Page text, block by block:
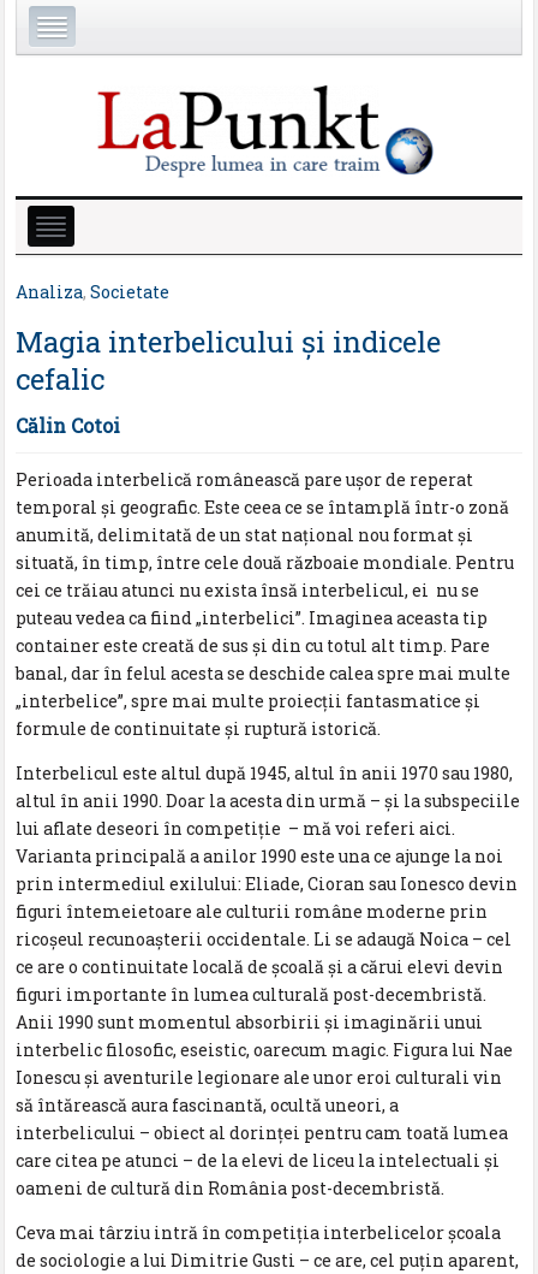
Analiza,Societate
Magia interbelicului şi indicele
cefalic
Călin Cotoi
Perioada interbelică românească pare uşor de reperat
temporal şi geografic. Este ceea ce se întamplă într-o zonă
anumită, delimitată de un stat naţional nou format şi
situată, în timp, între cele două războaie mondiale. Pentru
cei ce trăiau atunci nu exista însă interbelicul, ei nu se
puteau vedea ca fiind „interbelici”. Imaginea aceasta tip
container este creată de sus şi din cu totul alt timp. Pare
banal, dar în felul acesta se deschide calea spre mai multe
„interbelice”, spre mai multe proiecţii fantasmatice şi
formule de continuitate şi ruptură istorică.
Interbelicul este altul după 1945, altul în anii 1970 sau 1980,
altul în anii 1990. Doar la acesta din urmă – şi la subspeciile
lui aflate deseori în competiţie – mă voi referi aici.
Varianta principală a anilor 1990 este una ce ajunge la noi
prin intermediul exilului: Eliade, Cioran sau Ionesco devin
figuri întemeietoare ale culturii române moderne prin
ricoşeul recunoaşterii occidentale. Li se adaugă Noica – cel
ce are o continuitate locală de şcoală şi a cărui elevi devin
figuri importante în lumea culturală post-decembristă.
Anii 1990 sunt momentul absorbirii şi imaginării unui
interbelic filosofic, eseistic, oarecum magic. Figura lui Nae
Ionescu şi aventurile legionare ale unor eroi culturali vin
să întărească aura fascinantă, ocultă uneori, a
interbelicului – obiect al dorinţei pentru cam toată lumea
care citea pe atunci – de la elevi de liceu la intelectuali şi
oameni de cultură din România post-decembristă.
Ceva mai târziu intră în competiţia interbelicelor şcoala
de sociologie a lui Dimitrie Gusti – ce are, cel puţin aparent,